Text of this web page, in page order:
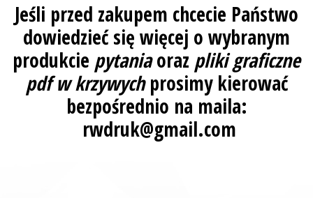
Jeśli przed zakupem chcecie Państwo
dowiedzieć się więcej o wybranym
produkcie pytaniaoraz pliki graficzne
pdf w krzywychprosimy kierować
bezpośrednio na maila:
rwdruk@gmail.com